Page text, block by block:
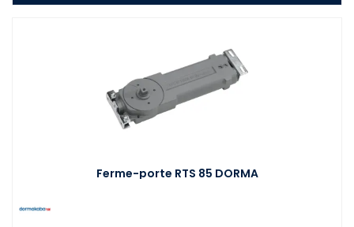
Ferme-porte RTS 85 DORMA